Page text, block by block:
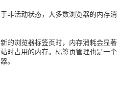
非活动状态，大多数浏览器的内存
的浏览器标签页时，内存消耗会显
时占用的内存。标签页管理也是一
。